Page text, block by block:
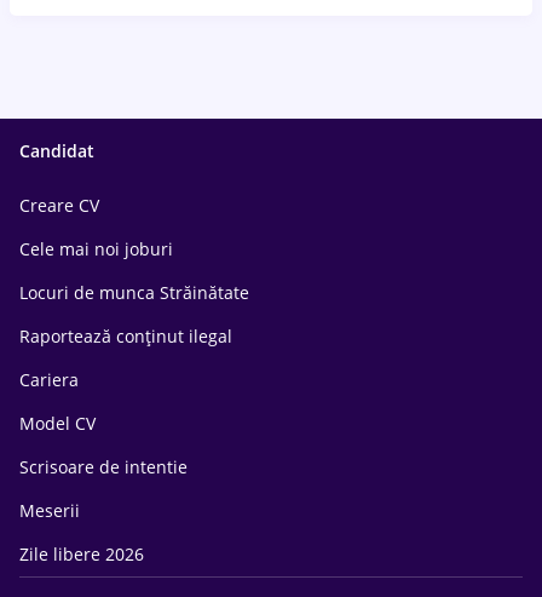
Candidat
Creare CV
Cele mai noi joburi
Locuri de munca Străinătate
Raportează conținut ilegal
Cariera
Model CV
Scrisoare de intentie
Meserii
Zile libere 2026